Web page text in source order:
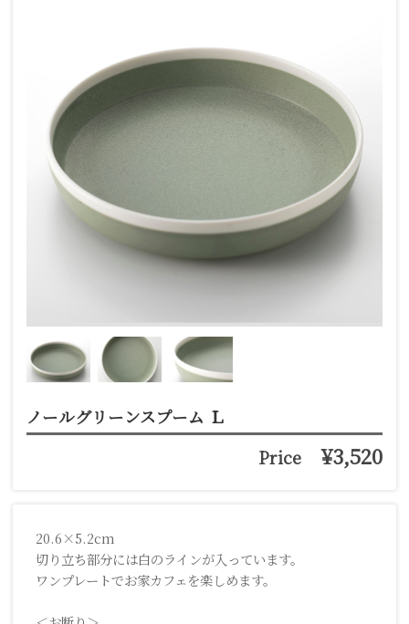
ノールグリーンスプーム Ｌ
Price ¥3,520
20.6×5.2cm
切り立ち部分には白のラインが入っています。
ワンプレートでお家カフェを楽しめます。